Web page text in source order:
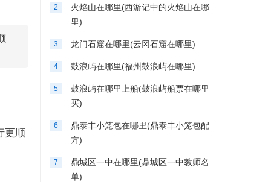
更顺
2
火焰山在哪里(西游记中的火焰山在哪
里)
3 龙门石窟在哪里(云冈石窟在哪里)
4 鼓浪屿在哪里(福州鼓浪屿在哪里)
5
鼓浪屿在哪里上船(鼓浪屿船票在哪里
买)
6
鼎泰丰小笼包在哪里(鼎泰丰小笼包配
方)
7
鼎城区一中在哪里(鼎城区一中教师名
单)